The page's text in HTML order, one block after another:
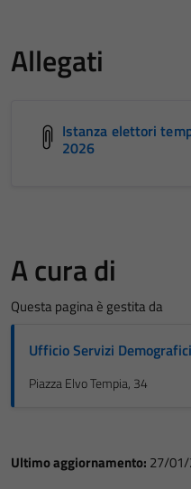
Allegati
Istanza elettori
2026
A cura di
Questa pagina è gestita da
Ufficio Servizi Demografici
Piazza Elvo Tempia, 34
Ultimo aggiornamento: 27/01/